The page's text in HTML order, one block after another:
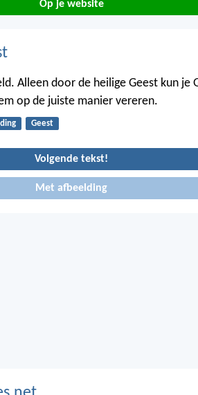
Op je website
Alleen door de heilige Geest kun je
op de juiste manier vereren.
Geest
Volgende tekst!
Met afbeelding